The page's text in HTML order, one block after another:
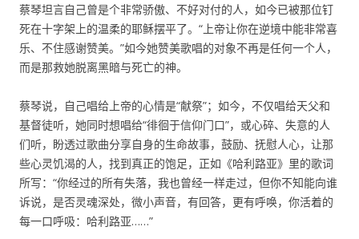
蔡琴坦言自己曾是个非常骄傲、不好对付的人，如今已被那位钉
死在十字架上的温柔的耶稣摆平了。“上帝让你在逆境中能非常喜
乐、不住感谢赞美。”如今她赞美歌唱的对象不再是任何一个人，
而是那救她脱离黑暗与死亡的神。
蔡琴说，自己唱给上帝的心情是“献祭”；如今，不仅唱给天父和
基督徒听，她同时想唱给“徘徊于信仰门口”，或心碎、失意的人
们听，盼透过歌曲分享自身的生命故事，鼓励、抚慰人心，让那
些心灵饥渴的人，找到真正的饱足，正如《哈利路亚》里的歌词
所写：“你经过的所有失落，我也曾经一样走过，但你不知能向谁
诉说，是否灵魂深处，微小声音，有回答，更有呼唤，你活着的
每一口呼吸：哈利路亚……”